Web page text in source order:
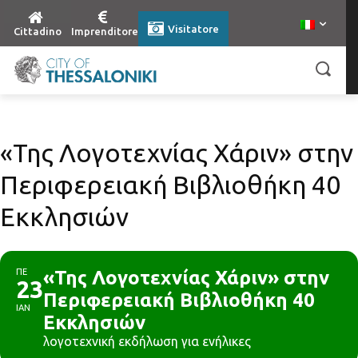
Cittadino Imprenditore Visitatore
«Της Λογοτεχνίας Χάριν» στην
Περιφερειακή Βιβλιοθήκη 40
Εκκλησιών
ΠΕ
23
ΙΑΝ
«Της Λογοτεχνίας Χάριν» στην
Περιφερειακή Βιβλιοθήκη 40
Εκκλησιών
λογοτεχνική εκδήλωση για ενήλικες